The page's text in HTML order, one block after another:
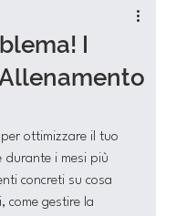
I
ottimizzare il tuo
durante i mesi più
concreti su cosa
come gestire la